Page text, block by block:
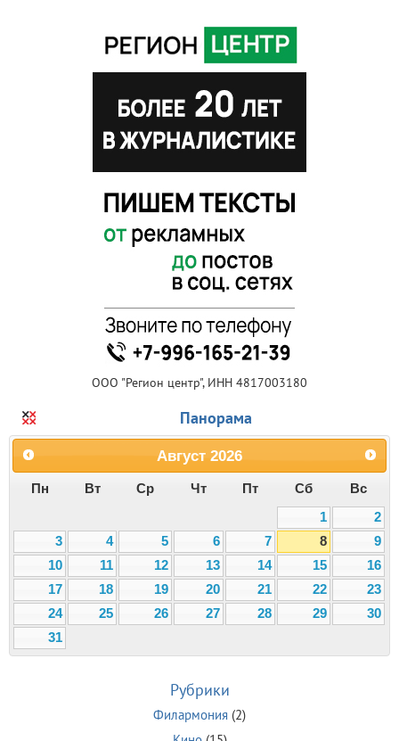
ООО "Регион центр", ИНН 4817003180
Панорама
Август 2026
Пн Вт Ср Чт Пт Сб
Вс
1
2
3
4 5 6 7 8
9
10
11 12 13 14 15
16
17
18 19 20 21 22
23
24
25 26 27 28 29
30
31
Рубрики
Филармония (2)